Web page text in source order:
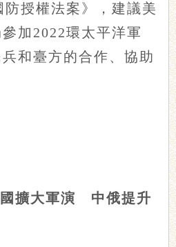
防授權法案》，建議美
加2022環太平洋軍
和臺方的合作、協助
國擴大軍演 中俄提升